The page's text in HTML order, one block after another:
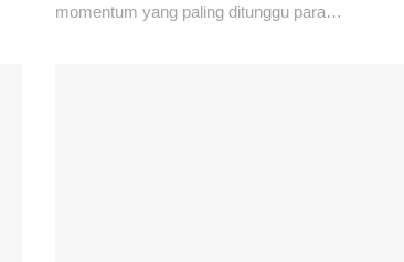
momentum yang paling ditunggu para…